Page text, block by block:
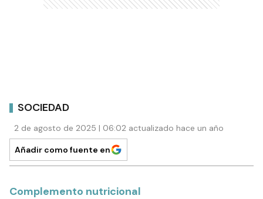
SOCIEDAD
2 de agosto de 2025 | 06:02 actualizado hace un año
Añadir como fuente en
Complemento nutricional